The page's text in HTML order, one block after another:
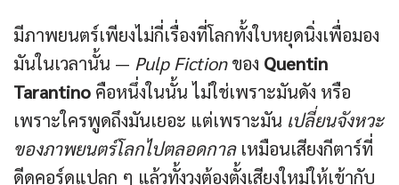
มีภาพยนตร์เพียงไม่กี่เรื่องที่โลกทั้งใบหยุดนิ่งเพื่อมอง
มันในเวลานั้น — Pulp Fictionของ Quentin
Tarantino คือหนึ่งในนั้น ไม่ใช่เพราะมันดัง หรือ
เพราะใครพูดถึงมันเยอะ แต่เพราะมัน เปลี่ยนจังหวะ
ของภาพยนตร์โลกไปตลอดกาลเหมือนเสียงกีตาร์ที่
ดีดคอร์ดแปลก ๆ แล้วทั้งวงต้องตั้งเสียงใหม่ให้เข้ากับ